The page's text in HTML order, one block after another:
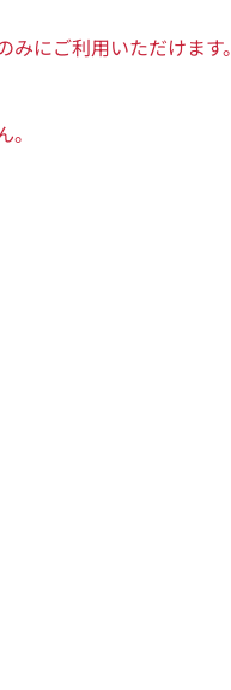
にご利用いただけます。